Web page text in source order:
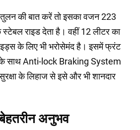
की बात करें तो इसका वजन 223
राइड देता है। वहीं 12 लीटर का
के लिए भी भरोसेमंद है। इसमें फ्रंट
साथ Anti-lock Braking System
के लिहाज से इसे और भी शानदार
अनुभव